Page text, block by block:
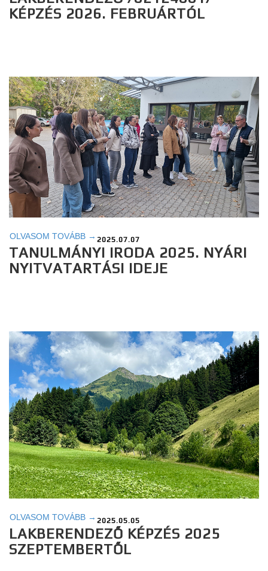
KÉPZÉS 2026. FEBRUÁRTÓL
OLVASOM TOVÁBB → 2025.07.07
TANULMÁNYI IRODA 2025. NYÁRI
NYITVATARTÁSI IDEJE
OLVASOM TOVÁBB → 2025.05.05
LAKBERENDEZŐ KÉPZÉS 2025
SZEPTEMBERTŐL